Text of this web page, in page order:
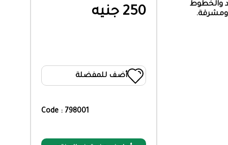
والخطوط
ومشرقة.
250 جنيه
أضف للمفضلة
Code : 798001